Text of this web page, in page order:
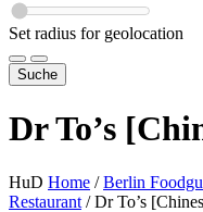
Set radius for geolocation
Suche
Dr To’s
HuD Home / Berlin
Restaurant / Dr To’s